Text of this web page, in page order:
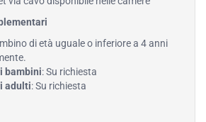
di età uguale o inferiore a 4 anni
bambini: Su richiesta
adulti: Su richiesta